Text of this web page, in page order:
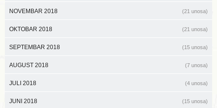
NOVEMBAR 2018 (21 unosa)
OKTOBAR 2018 (21 unosa)
SEPTEMBAR 2018 (15 unosa)
AUGUST 2018 (7 unosa)
JULI 2018 (4 unosa)
JUNI 2018 (15 unosa)